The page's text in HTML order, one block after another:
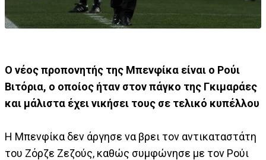
Ο νέος προπονητής της Μπενφίκα είναι ο Ρούι
Βιτόρια, ο οποίος ήταν στον πάγκο της Γκιμαράες
και μάλιστα έχει νικήσει τους σε τελικό κυπέλλου
Η Μπενφίκα δεν άργησε να βρει τον αντικαταστάτη
του Ζόρζε Ζεζούς, καθώς συμφώνησε με τον Ρούι